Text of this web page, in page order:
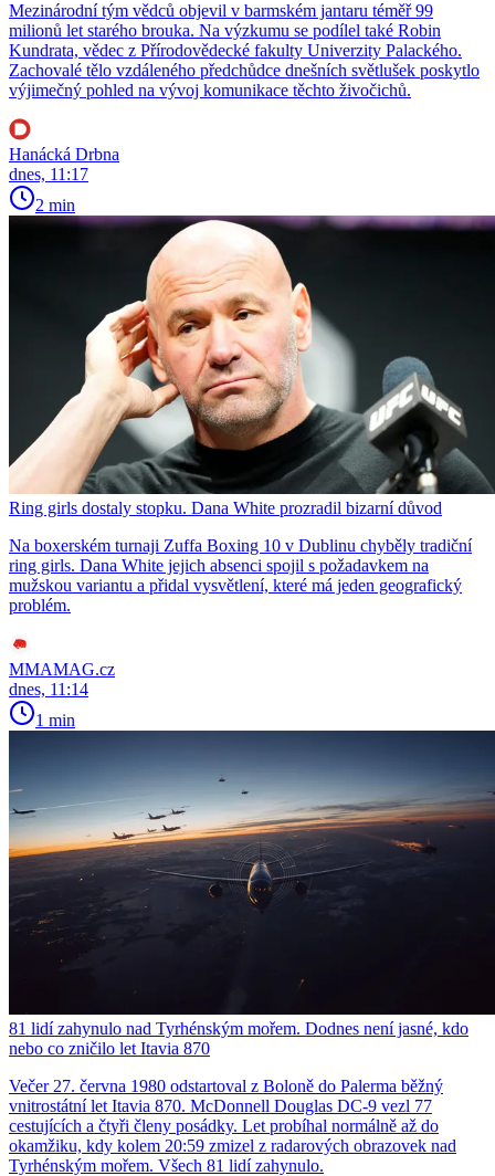
Mezinárodní tým vědců objevil v barmském jantaru téměř 99
milionů let starého brouka. Na výzkumu se podílel také Robin
Kundrata, vědec z Přírodovědecké fakulty Univerzity Palackého.
Zachovalé tělo vzdáleného předchůdce dnešních světlušek poskytlo
výjimečný pohled na vývoj komunikace těchto živočichů.
Hanácká Drbna
dnes, 11:17
2 min
Ring girls dostaly stopku. Dana White prozradil bizarní důvod
Na boxerském turnaji Zuffa Boxing 10 v Dublinu chyběly tradiční
ring girls. Dana White jejich absenci spojil s požadavkem na
mužskou variantu a přidal vysvětlení, které má jeden geografický
problém.
MMAMAG.cz
dnes, 11:14
1 min
81 lidí zahynulo nad Tyrhénským mořem. Dodnes není jasné, kdo
nebo co zničilo let Itavia 870
Večer 27. června 1980 odstartoval z Boloně do Palerma běžný
vnitrostátní let Itavia 870. McDonnell Douglas DC-9 vezl 77
cestujících a čtyři členy posádky. Let probíhal normálně až do
okamžiku, kdy kolem 20:59 zmizel z radarových obrazovek nad
Tyrhénským mořem. Všech 81 lidí zahynulo.